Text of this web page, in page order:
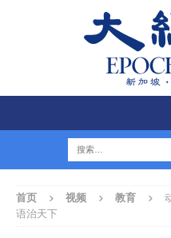
首页 视频 教育
语治天下